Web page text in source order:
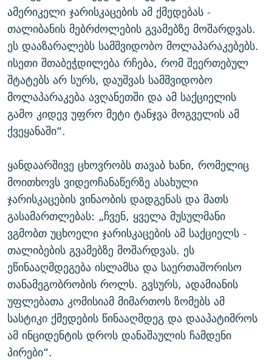
ამერიკელი ჯარისკაცების ამ ქმედებას -
თალიბანის მებრძოლების გვამებზე მოშარდვას.
ეს დააზარალებს სამშვიდობო მოლაპარაკებებს.
ისეთი შთაბეჭდილება რჩება, რომ შეერთებულ
შტატებს არ სურს, დაუშვას სამშვიდობო
მოლაპარაკება ავღანეთში და ამ საქციელის
გამო კიდევ უფრო მეტი ტანჯვა მოგველის ამ
ქვეყანაში“.
ყანდაარშივე ცხოვრობს თავაბ ხანი, რომელიც
მოითხოვს ვიდეოჩანაწერზე ასახული
ჯარისკაცების ვინაობის დადგენას და მათს
გასამართლებას: „ჩვენ, ყველა მუსულმანი
ვგმობთ უცხოელი ჯარისკაცების ამ საქციელს -
თალიბების გვამებზე მოშარდვას. ეს
ეწინააღმდეგება ისლამსა და საერთაშორისო
თანამეგობრობის როლს. გვსურს, ადამიანის
უფლებათა კომისიამ მიმართოს ზომებს ამ
სასტიკი ქმედების წინააღმდეგ და დააპატიმროს
ამ ინციდენტის დროს დანაშაულის ჩამდენი
პირები“.